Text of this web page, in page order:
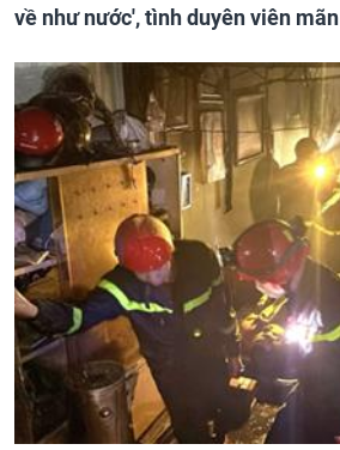
về như nước', tình duyên viên mãn